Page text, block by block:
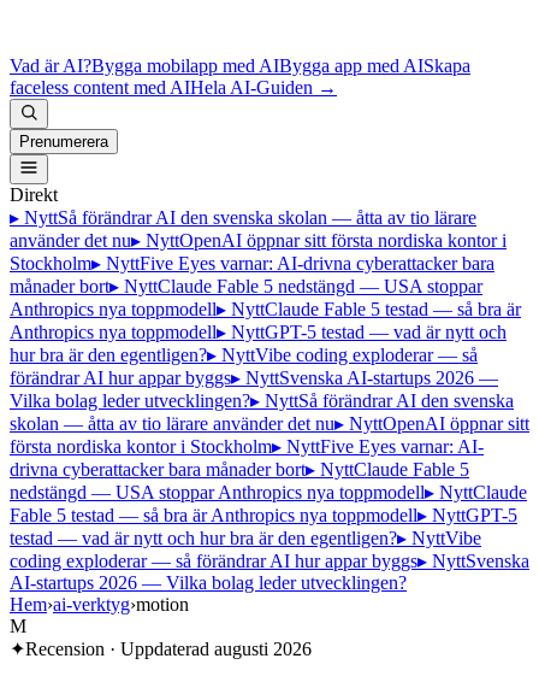
Vad är AI?Bygga mobilapp med AIBygga app med AISkapa
faceless content med AIHela AI-Guiden →
Prenumerera
Direkt
▸ NyttSå förändrar AI den svenska skolan — åtta av tio lärare
använder det nu▸ NyttOpenAI öppnar sitt första nordiska kontor i
Stockholm▸ NyttFive Eyes varnar: AI-drivna cyberattacker bara
månader bort▸ NyttClaude Fable 5 nedstängd — USA stoppar
Anthropics nya toppmodell▸ NyttClaude Fable 5 testad — så bra är
Anthropics nya toppmodell▸ NyttGPT-5 testad — vad är nytt och
hur bra är den egentligen?▸ NyttVibe coding exploderar — så
förändrar AI hur appar byggs▸ NyttSvenska AI-startups 2026 —
Vilka bolag leder utvecklingen?▸ NyttSå förändrar AI den svenska
skolan — åtta av tio lärare använder det nu▸ NyttOpenAI öppnar sitt
första nordiska kontor i Stockholm▸ NyttFive Eyes varnar: AI-
drivna cyberattacker bara månader bort▸ NyttClaude Fable 5
nedstängd — USA stoppar Anthropics nya toppmodell▸ NyttClaude
Fable 5 testad — så bra är Anthropics nya toppmodell▸ NyttGPT-5
testad — vad är nytt och hur bra är den egentligen?▸ NyttVibe
coding exploderar — så förändrar AI hur appar byggs▸ NyttSvenska
AI-startups 2026 — Vilka bolag leder utvecklingen?
Hem›ai-verktyg›motion
M
✦Recension · Uppdaterad augusti 2026